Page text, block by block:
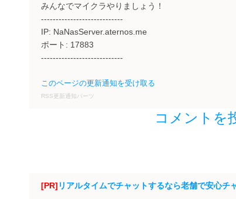
みんなでマイクラやりましょう！
----------------------------
IP: NaNasServer.aternos.me
ポート: 17883
----------------------------
このページの更新通知を受け取る
RSS更新通知パーツ
コメントを
[PR] リアルタイムでチャットするなら老舗で安心チ